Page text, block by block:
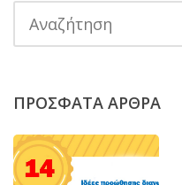
ΠΡΟΣΦΑΤΑ ΑΡΘΡΑ